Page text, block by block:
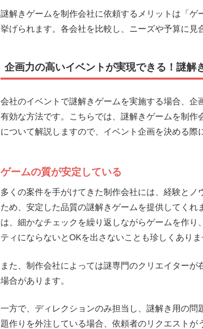
謎解きゲームを制作会社に依頼するメリットは「
挙げられます。各会社を比較し、ニーズや予算に見
企画力の高いイベントが実現できる！謎解
会社のイベントで謎解きゲームを実施する場合、企
有効な方法です。こちらでは、謎解きゲームを制作
について解説しますので、イベント企画を決める際
ゲームの質が安定している
多くの案件を手がけてきた制作会社には、経験とノ
ため、安定した品質の謎解きゲームを提供してくれ
は、細かなチェックを繰り返しながらゲームを作り
ティにならないとOKを出さないことも珍しくありま
また、制作会社によっては謎専門のクリエイター
場合があります。
一方で、ディレクションのみ担当し、謎解き用の
題作りを外注している場合、依頼者のリクエスト